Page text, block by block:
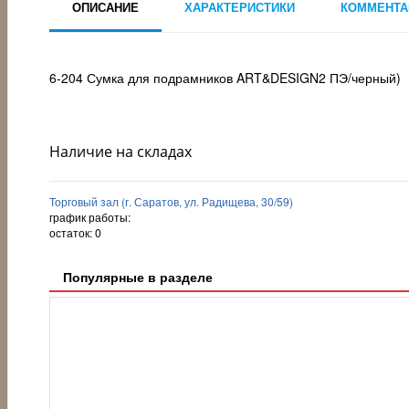
ОПИСАНИЕ ХАРАКТЕРИСТИКИ
6-204 Сумка для подрамников ART&DESIGN2 ПЭ/черный)
Наличие на складах
Торговый зал (г. Саратов, ул. Радищева, 30/59)
график работы:
остаток:0
Популярные в разделе